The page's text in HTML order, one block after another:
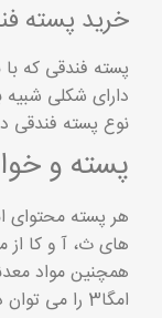
خرید پسته
پسته فندقی که
دارای شکلی
نوع پسته فندقی
پسته و
هر پسته محتوای
های ث، آ و کا از
همچنین مواد
امگا3 را می توان درونش یافت.